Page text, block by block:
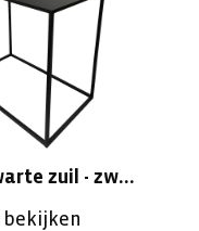
Open zwarte zuil - zwart blad 120x70x110